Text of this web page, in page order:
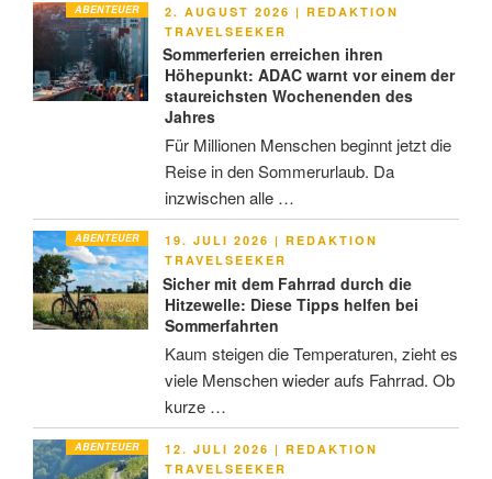
ABENTEUER
VERÖFFENTLICHT
AM
2. AUGUST 2026 | REDAKTION
TRAVELSEEKER
Sommerferien erreichen ihren
Höhepunkt: ADAC warnt vor einem der
staureichsten Wochenenden des
Jahres
Für Millionen Menschen beginnt jetzt die
Reise in den Sommerurlaub. Da
inzwischen alle …
ABENTEUER
VERÖFFENTLICHT
AM
19. JULI 2026 | REDAKTION
TRAVELSEEKER
Sicher mit dem Fahrrad durch die
Hitzewelle: Diese Tipps helfen bei
Sommerfahrten
Kaum steigen die Temperaturen, zieht es
viele Menschen wieder aufs Fahrrad. Ob
kurze …
ABENTEUER
VERÖFFENTLICHT
AM
12. JULI 2026 | REDAKTION
TRAVELSEEKER